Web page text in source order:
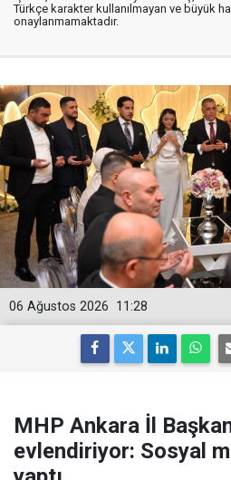
Türkçe karakter kullanılmayan ve büyük
onaylanmamaktadır.
11:28
06 Ağustos 2026
MHP Ankara İl
evlendiriyor: Sosyal